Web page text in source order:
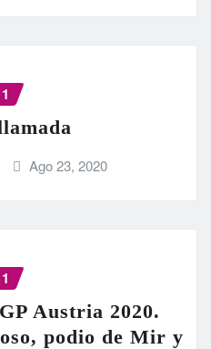
Ago 23, 2020
Austria 2020.
podio de Mir y